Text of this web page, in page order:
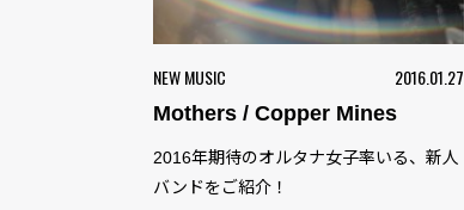
NEW MUSIC 2016.01.27
Mothers / Copper Mines
2016年期待のオルタナ女子率いる、新人
バンドをご紹介！